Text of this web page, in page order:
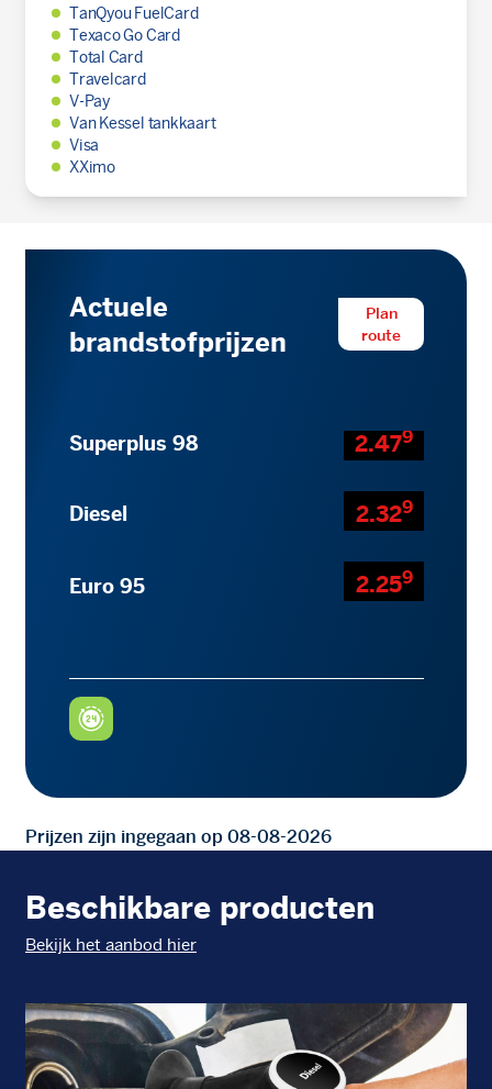
TanQyou FuelCard
Texaco Go Card
Total Card
Travelcard
V-Pay
Van Kessel tankkaart
Visa
XXimo
Actuele
brandstofprijzen
Plan
route
Superplus 98 2.479
Diesel 2.329
Euro 95 2.259
Prijzen zijn ingegaan op 08-08-2026
Beschikbare producten
Bekijk het aanbod hier